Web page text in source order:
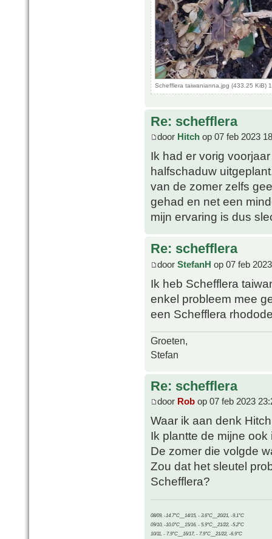
Schefflera taiwanianna.jpg (433.25 KiB)
Re: schefflera
door Hitch op 07 feb 2023
Ik had er vorig
halfschaduw
van de zomer zelfs
gehad en net een
mijn ervaring is dus
Re: schefflera
door StefanH op 07 feb
Ik heb Schefflera
enkel probleem mee
een Schefflera
Groeten,
Stefan
Re: schefflera
door Rob op 07 feb 2023
Waar ik aan denk
Ik plantte de mijne
De zomer die volgde
Zou dat het sleutel
Schefflera?
08/09, -14.7°C__14/15, - 3.6°C__20/21, -9.1°C
09/10, -10.0°C__15/16, - 5.9°C__21/22, -5.2°C
10/11, - 7.9°C__16/17, - 7.9°C__21/22, -6.9°C